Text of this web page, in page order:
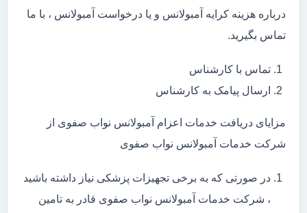
درباره هزینه کرایه آمبولانس و یا درخواست آمبولانس ، با ما
تماس بگیرید.
تماس با کارشناس
ارسال پیامک به کارشناس
مزایای دریافت خدمات اعزام آمبولانس نواب صفوی از
شرکت خدمات آمبولانس نواب صفوی
در صورتی که به برخی تجهیزات پزشکی نیاز داشته باشید
، شرکت خدمات آمبولانس نواب صفوی قادر به تامین